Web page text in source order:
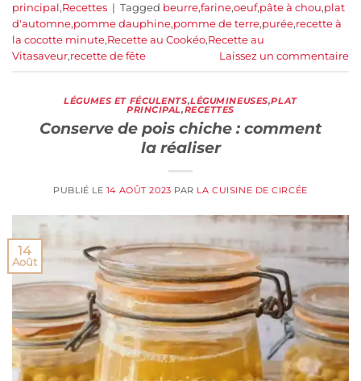
principal ,Recettes | Tagged beurre,farine,oeuf,pâte à chou,plat
d'automne,pomme dauphine,pomme de terre,purée,recette à
la cocotte minute,Recette au Cookéo,Recette au
Vitasaveur,recette de fête Laissez un commentaire
LÉGUMES ET FÉCULENTS,LÉGUMINEUSES,PLAT
PRINCIPAL,RECETTES
Conserve de pois chiche : comment
la réaliser
PUBLIÉ LE 14 AOÛT 2023 PAR LA CUISINE DE CIRCÉE
14
Août